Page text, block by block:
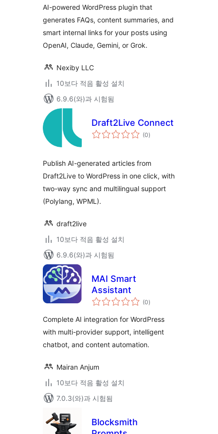
Generator
점
AI-powered WordPress plugin that
generates FAQs, content summaries, and
smart internal links for your posts using
OpenAI, Claude, Gemini, or Grok.
Nexiby LLC
10보다 적음 활성 설치
6.9.6(와)과 시험됨
Draft2Live Connect
(0전
체)
Publish AI-generated articles from
Draft2Live to WordPress in one click, with
two-way sync and multilingual support
(Polylang, WPML).
draft2live
10보다 적음 활성 설치
6.9.6(와)과 시험됨
MAI Smart
Assistant
(0전
체
점
)
Complete AI integration for WordPress
with multi-provider support, intelligent
chatbot, and content automation.
Mairan Anjum
10보다 적음 활성 설치
7.0.3(와)과 시험됨
Blocksmith